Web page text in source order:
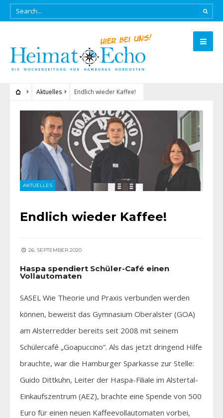
Aktuelles Endlich wieder Kaffee!
AKTUELLES
Endlich wieder Kaffee!
26. SEPTEMBER 2020
Haspa spendiert Schüler-Café einen
Vollautomaten
SASEL Wie Theorie und Praxis verbunden werden
können, beweist das Gymnasium Oberalster (GOA)
am Alsterredder bereits seit 2008 mit seinem
Schülercafé „Goapuccino“. Als das jetzt dringend Hilfe
brauchte, war die Hamburger Sparkasse zur Stelle:
Guido Dittkuhn, Leiter der Haspa-Filiale im Alstertal-
Einkaufszentrum (AEZ), brachte eine Spende von 500
Euro für einen neuen Kaffeevollautomaten vorbei,